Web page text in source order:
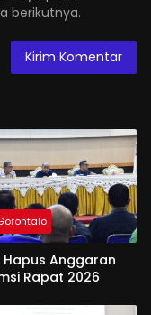
berikutnya.
Anggaran
Rapat 2026